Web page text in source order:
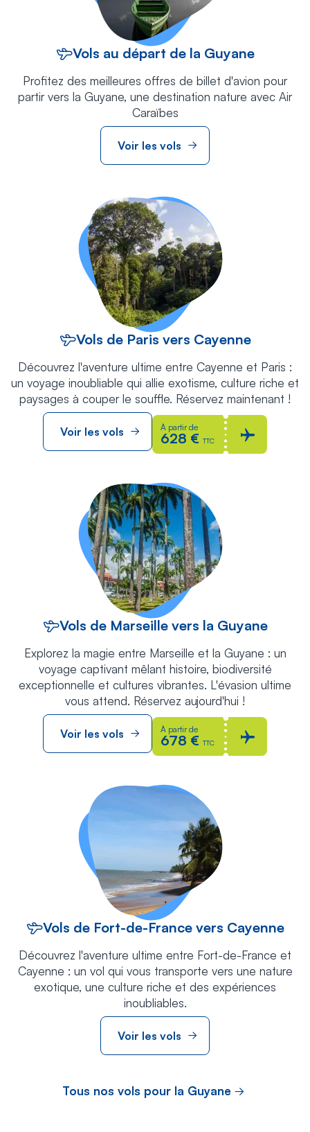
Vols au départ de la Guyane
Profitez des meilleures offres de billet d'avion pour
partir vers la Guyane, une destination nature avec Air
Caraïbes
Voir les vols
Vols de Paris vers Cayenne
Découvrez l'aventure ultime entre Cayenne et Paris :
un voyage inoubliable qui allie exotisme, culture riche et
paysages à couper le souffle. Réservez maintenant !
Voir les vols À partir de
628 € TTC
Vols de Marseille vers la Guyane
Explorez la magie entre Marseille et la Guyane : un
voyage captivant mêlant histoire, biodiversité
exceptionnelle et cultures vibrantes. L'évasion ultime
vous attend. Réservez aujourd'hui !
Voir les vols À partir de
678 € TTC
Vols de Fort-de-France vers Cayenne
Découvrez l'aventure ultime entre Fort-de-France et
Cayenne : un vol qui vous transporte vers une nature
exotique, une culture riche et des expériences
inoubliables.
Voir les vols
Tous nos vols pour la Guyane